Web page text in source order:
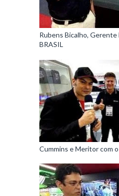
Rubens Bicalho, Gerente
BRASIL
Cummins e Meritor com